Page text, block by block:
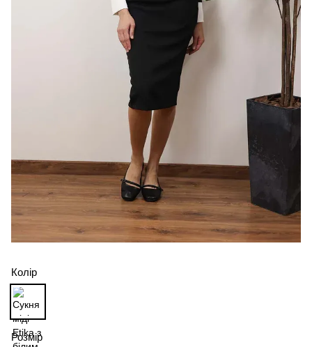
Колір
Розмір